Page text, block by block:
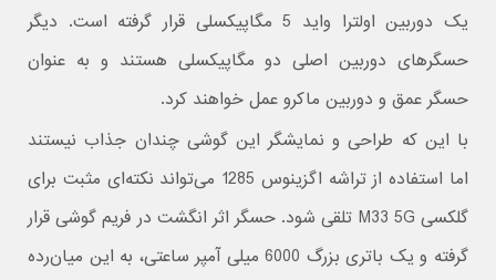
یک دوربین اولترا واید 5 مگاپیکسلی قرار گرفته است. دیگر
حسگرهای دوربین اصلی دو مگاپیکسلی هستند و به عنوان
حسگر عمق و دوربین ماکرو عمل خواهند کرد.
با این که طراحی و نمایشگر این گوشی چندان جذاب نیستند
اما استفاده از تراشه اگزینوس 1285 می‌تواند نکته‌ای مثبت برای
گلکسی M33 5G تلقی شود. حسگر اثر انگشت در فریم گوشی قرار
گرفته و یک باتری بزرگ 6000 میلی آمپر ساعتی، به این میان‌رده